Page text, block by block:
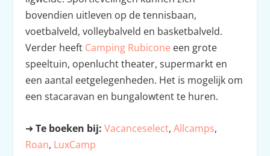
bovendien uitleven op de tennisbaan,
voetbalveld, volleybalveld en basketbalveld.
Verder heeft Camping Rubicone een grote
speeltuin, openlucht theater, supermarkt en
een aantal eetgelegenheden. Het is mogelijk om
een stacaravan en bungalowtent te huren.
➜Te boeken bij: Vacanceselect,Allcamps,
Roan, LuxCamp